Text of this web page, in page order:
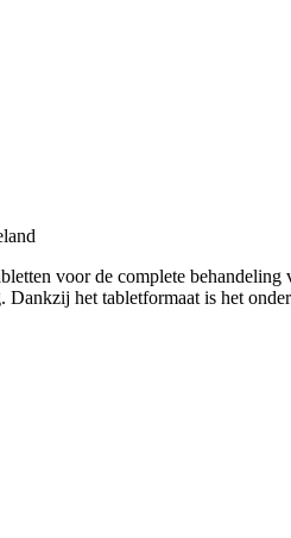
voor de complete
het tabletformaat is het